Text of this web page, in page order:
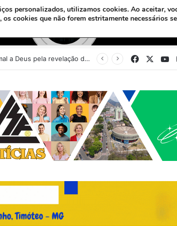
Sinédrio faz petição formal a Deus pela revelação do Messias e construção do 3º Templo Facebook
personalizados, utilizamos cookies. Ao aceitar,
cookies que não forem estritamente necessários